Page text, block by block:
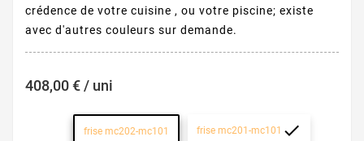
crédence de votre cuisine , ou votre piscine; existe
avec d'autres couleurs sur demande.
408,00 € / uni
frise mc202-mc101 frise mc201-mc101 